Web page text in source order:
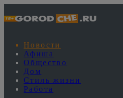
Новости
Афиша
Общество
Дом
Стиль жизни
Работа